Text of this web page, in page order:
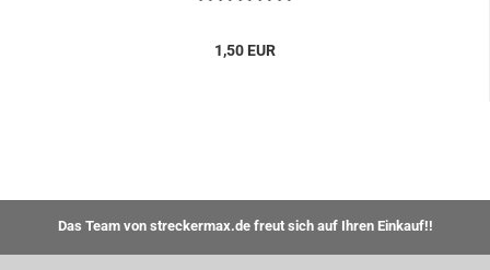
1,50 EUR
Das Team von streckermax.de freut sich auf Ihren Einkauf!!